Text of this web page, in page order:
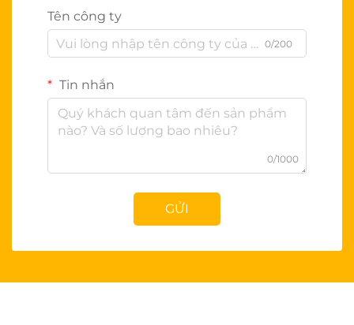
Tên công ty
0/200
Tin nhắn
0/1000
GỬI